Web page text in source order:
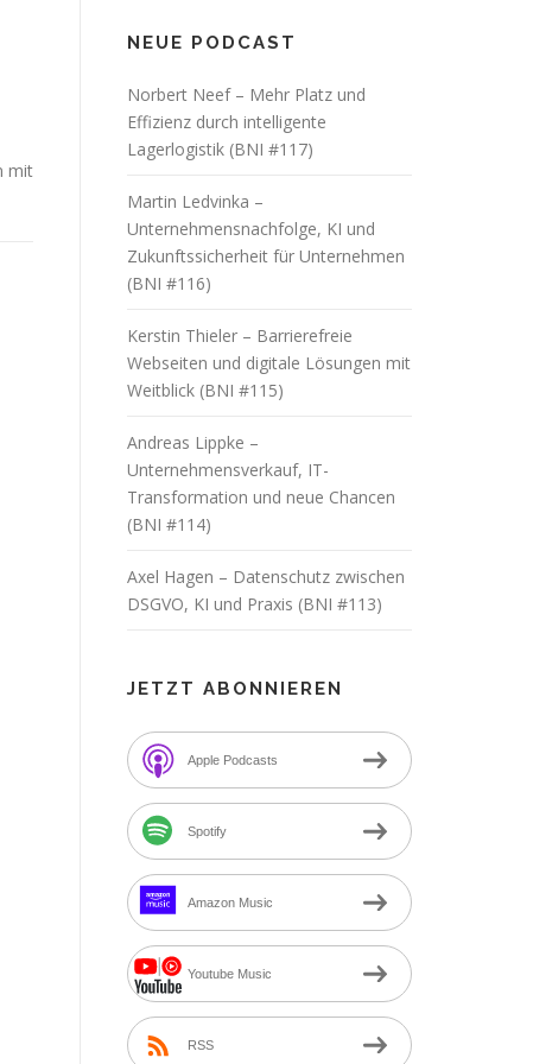
mit
NEUE PODCAST
Norbert Neef – Mehr Platz und
Effizienz durch intelligente
Lagerlogistik (BNI #117)
Martin Ledvinka –
Unternehmensnachfolge, KI und
Zukunftssicherheit für Unternehmen
(BNI #116)
Kerstin Thieler – Barrierefreie
Webseiten und digitale Lösungen mit
Weitblick (BNI #115)
Andreas Lippke –
Unternehmensverkauf, IT-
Transformation und neue Chancen
(BNI #114)
Axel Hagen – Datenschutz zwischen
DSGVO, KI und Praxis (BNI #113)
JETZT ABONNIEREN
Apple Podcasts
Spotify
Amazon Music
Youtube Music
RSS